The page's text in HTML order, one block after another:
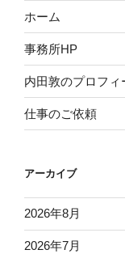
ホーム
事務所HP
内田敦のプロフィ
仕事のご依頼
アーカイブ
2026年8月
2026年7月